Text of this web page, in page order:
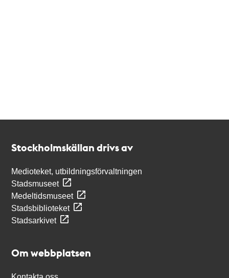
Stockholmskällan drivs av
Medioteket, utbildningsförvaltningen
Stadsmuseet
Medeltidsmuseet
Stadsbiblioteket
Stadsarkivet
Om webbplatsen